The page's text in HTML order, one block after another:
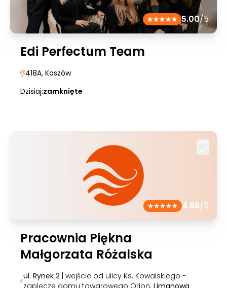
5.00/5
Edi Perfectum Team
418A, Kaszów
Dzisiaj:zamknięte
4.88/5
Pracownia Piękna
Małgorzata Różalska
ul. Rynek 2| wejście od ulicy Ks. Kowalskiego -
zaplecze domu towarowego Orion, Limanowa